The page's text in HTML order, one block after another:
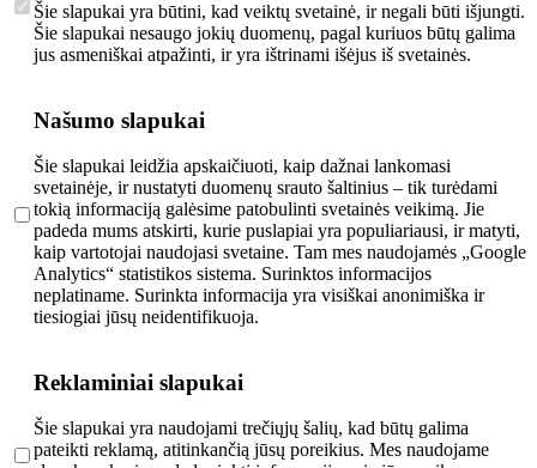
Šie slapukai yra būtini, kad veiktų svetainė, ir negali būti išjungti.
Šie slapukai nesaugo jokių duomenų, pagal kuriuos būtų galima
jus asmeniškai atpažinti, ir yra ištrinami išėjus iš svetainės.
Našumo slapukai
Šie slapukai leidžia apskaičiuoti, kaip dažnai lankomasi
svetainėje, ir nustatyti duomenų srauto šaltinius – tik turėdami
tokią informaciją galėsime patobulinti svetainės veikimą. Jie
padeda mums atskirti, kurie puslapiai yra populiariausi, ir matyti,
kaip vartotojai naudojasi svetaine. Tam mes naudojamės „Google
Analytics“ statistikos sistema. Surinktos informacijos
neplatiname. Surinkta informacija yra visiškai anonimiška ir
tiesiogiai jūsų neidentifikuoja.
Reklaminiai slapukai
Šie slapukai yra naudojami trečiųjų šalių, kad būtų galima
pateikti reklamą, atitinkančią jūsų poreikius. Mes naudojame